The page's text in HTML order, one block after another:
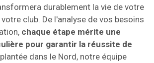
durablement la vie de votre
club. De l'analyse de vos besoins
chaque étape mérite une
pour garantir la réussite de
dans le Nord, notre équipe